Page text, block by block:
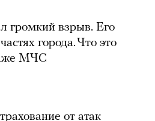
громкий взрыв. Его
города. Что это
МЧС
от атак